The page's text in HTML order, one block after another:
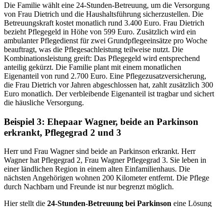
Die Familie wählt eine 24-Stunden-Betreuung, um die Versorgung
von Frau Dietrich und die Haushaltsführung sicherzustellen. Die
Betreuungskraft kostet monatlich rund 3.400 Euro. Frau Dietrich
bezieht Pflegegeld in Höhe von 599 Euro. Zusätzlich wird ein
ambulanter Pflegedienst für zwei Grundpflegeeinsätze pro Woche
beauftragt, was die Pflegesachleistung teilweise nutzt. Die
Kombinationsleistung greift: Das Pflegegeld wird entsprechend
anteilig gekürzt. Die Familie plant mit einem monatlichen
Eigenanteil von rund 2.700 Euro. Eine Pflegezusatzversicherung,
die Frau Dietrich vor Jahren abgeschlossen hat, zahlt zusätzlich 300
Euro monatlich. Der verbleibende Eigenanteil ist tragbar und sichert
die häusliche Versorgung.
Beispiel 3: Ehepaar Wagner, beide an Parkinson
erkrankt, Pflegegrad 2 und 3
Herr und Frau Wagner sind beide an Parkinson erkrankt. Herr
Wagner hat Pflegegrad 2, Frau Wagner Pflegegrad 3. Sie leben in
einer ländlichen Region in einem alten Einfamilienhaus. Die
nächsten Angehörigen wohnen 200 Kilometer entfernt. Die Pflege
durch Nachbarn und Freunde ist nur begrenzt möglich.
Hier stellt die 24-Stunden-Betreuung bei Parkinson eine Lösung